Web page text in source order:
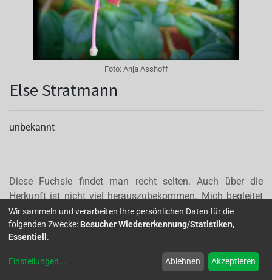
Foto: Anja Asshoff
Else Stratmann
unbekannt
Diese Fuchsie findet man recht selten. Auch über die
Herkunft ist nicht viel herauszubekommen. Mich begleitet
sie schon viele Jahre und mein Exemplar ist immernoch der
kleine Steckling,den ich damals geschenkt bekam. Heute
nur ein stattlicher Busch. Sehr robust,sehr wüchsig und
Anja Asshoff
Wir sammeln und verarbeiten Ihre persönlichen Daten für die
folgenden Zwecke: Besucher Wiedererkennung/Statistiken,
Essentiell .
Einstellungen... Ablehnen Akzeptieren